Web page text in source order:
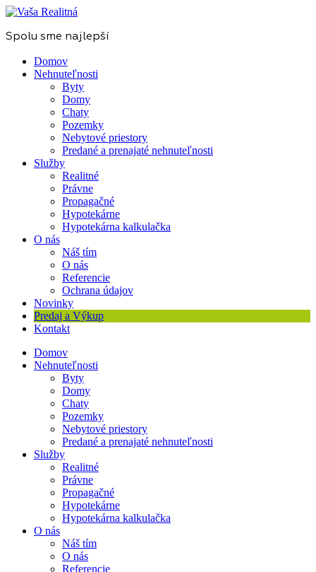
Spolu sme najlepší
Domov
Nehnuteľnosti
Byty
Domy
Chaty
Pozemky
Nebytové priestory
Predané a prenajaté nehnuteľnosti
Služby
Realitné
Právne
Propagačné
Hypotekárne
Hypotekárna kalkulačka
O nás
Náš tím
O nás
Referencie
Ochrana údajov
Novinky
Predaj a Výkup
Kontakt
Domov
Nehnuteľnosti
Byty
Domy
Chaty
Pozemky
Nebytové priestory
Predané a prenajaté nehnuteľnosti
Služby
Realitné
Právne
Propagačné
Hypotekárne
Hypotekárna kalkulačka
O nás
Náš tím
O nás
Referencie